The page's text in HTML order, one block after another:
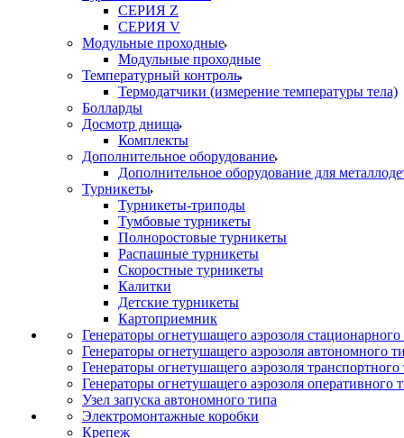
СЕРИЯ Z
СЕРИЯ V
Модульные проходные
Модульные проходные
Температурный контроль
Термодатчики (измерение температуры тела)
Болларды
Досмотр днища
Комплекты
Дополнительное оборудование
Дополнительное оборудование для
Турникеты
Турникеты-триподы
Тумбовые турникеты
Полноростовые турникеты
Распашные турникеты
Скоростные турникеты
Калитки
Детские турникеты
Картоприемник
Генераторы огнетушащего аэрозоля стационарного
Генераторы огнетушащего аэрозоля автономного
Генераторы огнетушащего аэрозоля транспортного
Генераторы огнетушащего аэрозоля оперативного
Узел запуска автономного типа
Электромонтажные коробки
Крепеж